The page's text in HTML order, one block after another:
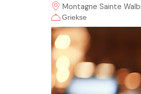
Montagne Sainte
Griekse